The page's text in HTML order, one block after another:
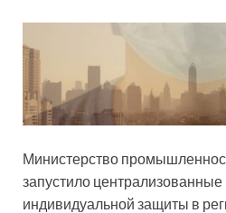
Министерство
запустило централизованные
индивидуальной защиты в